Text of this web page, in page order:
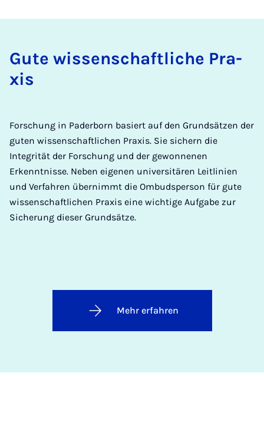
Gu­te wis­sen­schaft­li­che Pra­
xis
Forschung in Paderborn basiert auf den Grundsätzen der
guten wissenschaftlichen Praxis. Sie sichern die
Integrität der Forschung und der gewonnenen
Erkenntnisse. Neben eigenen universitären Leitlinien
und Verfahren übernimmt die Ombudsperson für gute
wissenschaftlichen Praxis eine wichtige Aufgabe zur
Sicherung dieser Grundsätze.
Mehr erfahren